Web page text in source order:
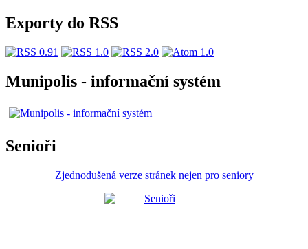
Exporty do RSS
Munipolis - informační systém
Senioři
Zjednodušená verze stránek nejen pro seniory